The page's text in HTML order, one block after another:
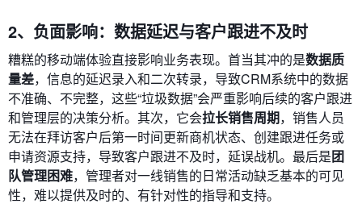
2、负面影响：数据延迟与客户跟进不及时
糟糕的移动端体验直接影响业务表现。首当其冲的是数据质
量差，信息的延迟录入和二次转录，导致CRM系统中的数据
不准确、不完整，这些“垃圾数据”会严重影响后续的客户跟进
和管理层的决策分析。其次，它会拉长销售周期，销售人员
无法在拜访客户后第一时间更新商机状态、创建跟进任务或
申请资源支持，导致客户跟进不及时，延误战机。最后是团
队管理困难，管理者对一线销售的日常活动缺乏基本的可见
性，难以提供及时的、有针对性的指导和支持。